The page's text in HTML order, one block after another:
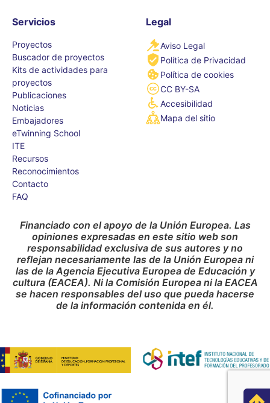
Servicios
Proyectos
Buscador de proyectos
Kits de actividades para
proyectos
Publicaciones
Noticias
Embajadores
eTwinning School
ITE
Recursos
Reconocimientos
Contacto
FAQ
Legal
Aviso Legal
Política de Privacidad
Política de cookies
CC BY-SA
Accesibilidad
Mapa del sitio
Financiado con el apoyo de la Unión Europea. Las
opiniones expresadas en este sitio web son
responsabilidad exclusiva de sus autores y no
reflejan necesariamente las de la Unión Europea ni
las de la Agencia Ejecutiva Europea de Educación y
cultura (EACEA). Ni la Comisión Europea ni la EACEA
se hacen responsables del uso que pueda hacerse
de la información contenida en él.